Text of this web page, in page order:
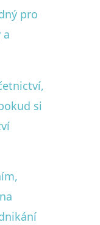
pro
a
si